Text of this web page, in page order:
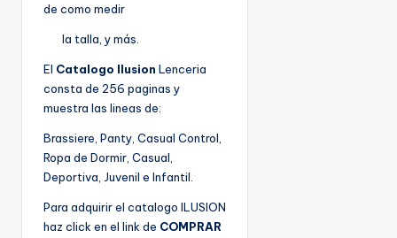
de como medir
la talla, y más.
El Catalogo Ilusion Lenceria
consta de 256 paginas y
muestra las lineas de:
Brassiere, Panty, Casual Control,
Ropa de Dormir, Casual,
Deportiva, Juvenil e Infantil.
Para adquirir el catalogo ILUSION
haz click en el link de COMPRAR